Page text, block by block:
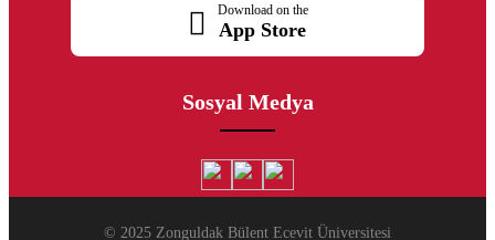
Download on the
App Store
Sosyal Medya
© 2025 Zonguldak Bülent Ecevit Üniversitesi